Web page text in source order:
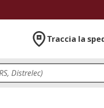
Traccia la